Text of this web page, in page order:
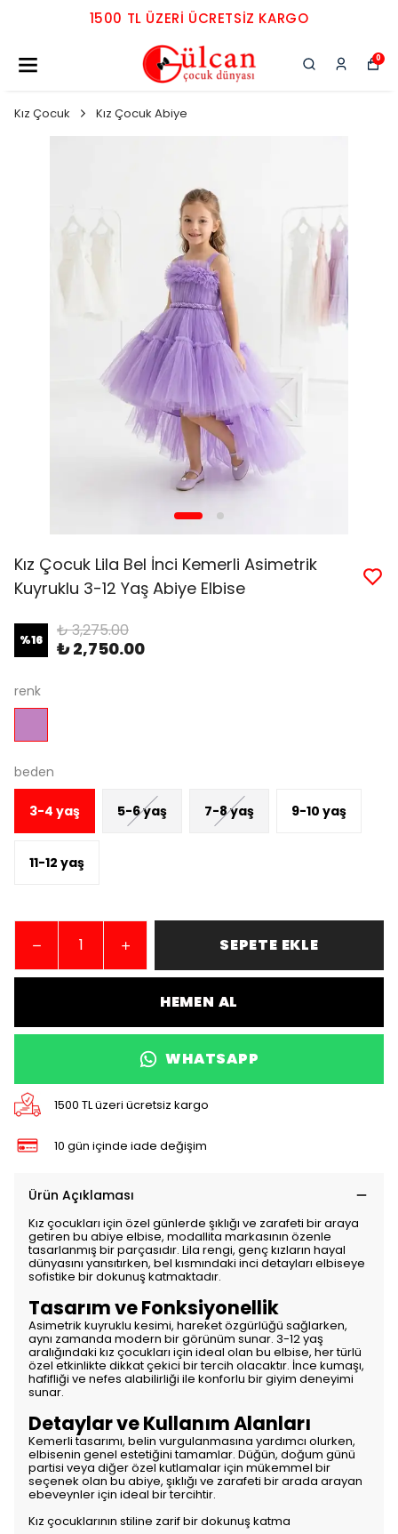
1500 TL ÜZERI ÜCRETSIZ KARGO
0
Kız Çocuk Kız Çocuk Abiye
Kız Çocuk Lila Bel İnci Kemerli Asimetrik
Kuyruklu 3-12 Yaş Abiye Elbise
%16 ₺ 3,275.00
₺ 2,750.00
renk
beden
3-4 yaş 5-6 yaş 7-8 yaş 9-10 yaş
11-12 yaş
SEPETE EKLE
HEMEN AL
WHATSAPP
1500 TL üzeri ücretsiz kargo
10 gün içinde iade değişim
Ürün Açıklaması
Kız çocukları için özel günlerde şıklığı ve zarafeti bir araya
getiren bu abiye elbise, modallita markasının özenle
tasarlanmış bir parçasıdır. Lila rengi, genç kızların hayal
dünyasını yansıtırken, bel kısmındaki inci detayları elbiseye
sofistike bir dokunuş katmaktadır.
Tasarım ve Fonksiyonellik
Asimetrik kuyruklu kesimi, hareket özgürlüğü sağlarken,
aynı zamanda modern bir görünüm sunar. 3-12 yaş
aralığındaki kız çocukları için ideal olan bu elbise, her türlü
özel etkinlikte dikkat çekici bir tercih olacaktır. İnce kumaşı,
hafifliği ve nefes alabilirliği ile konforlu bir giyim deneyimi
sunar.
Detaylar ve Kullanım Alanları
Kemerli tasarımı, belin vurgulanmasına yardımcı olurken,
elbisenin genel estetiğini tamamlar. Düğün, doğum günü
partisi veya diğer özel kutlamalar için mükemmel bir
seçenek olan bu abiye, şıklığı ve zarafeti bir arada arayan
ebeveynler için ideal bir tercihtir.
Kız çocuklarının stiline zarif bir dokunuş katma